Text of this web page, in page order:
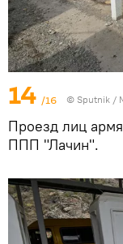
14 /16 © Sputnik /
Проезд лиц
ППП "Лачин".